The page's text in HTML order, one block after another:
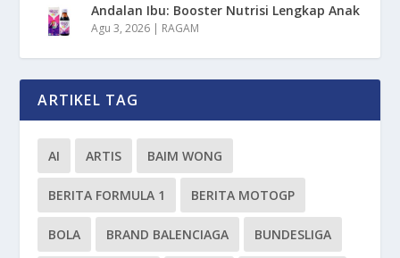
Andalan Ibu: Booster Nutrisi Lengkap Anak
Agu 3, 2026 | RAGAM
ARTIKEL TAG
AI ARTIS BAIM WONG
BERITA FORMULA 1 BERITA MOTOGP
BOLA BRAND BALENCIAGA BUNDESLIGA